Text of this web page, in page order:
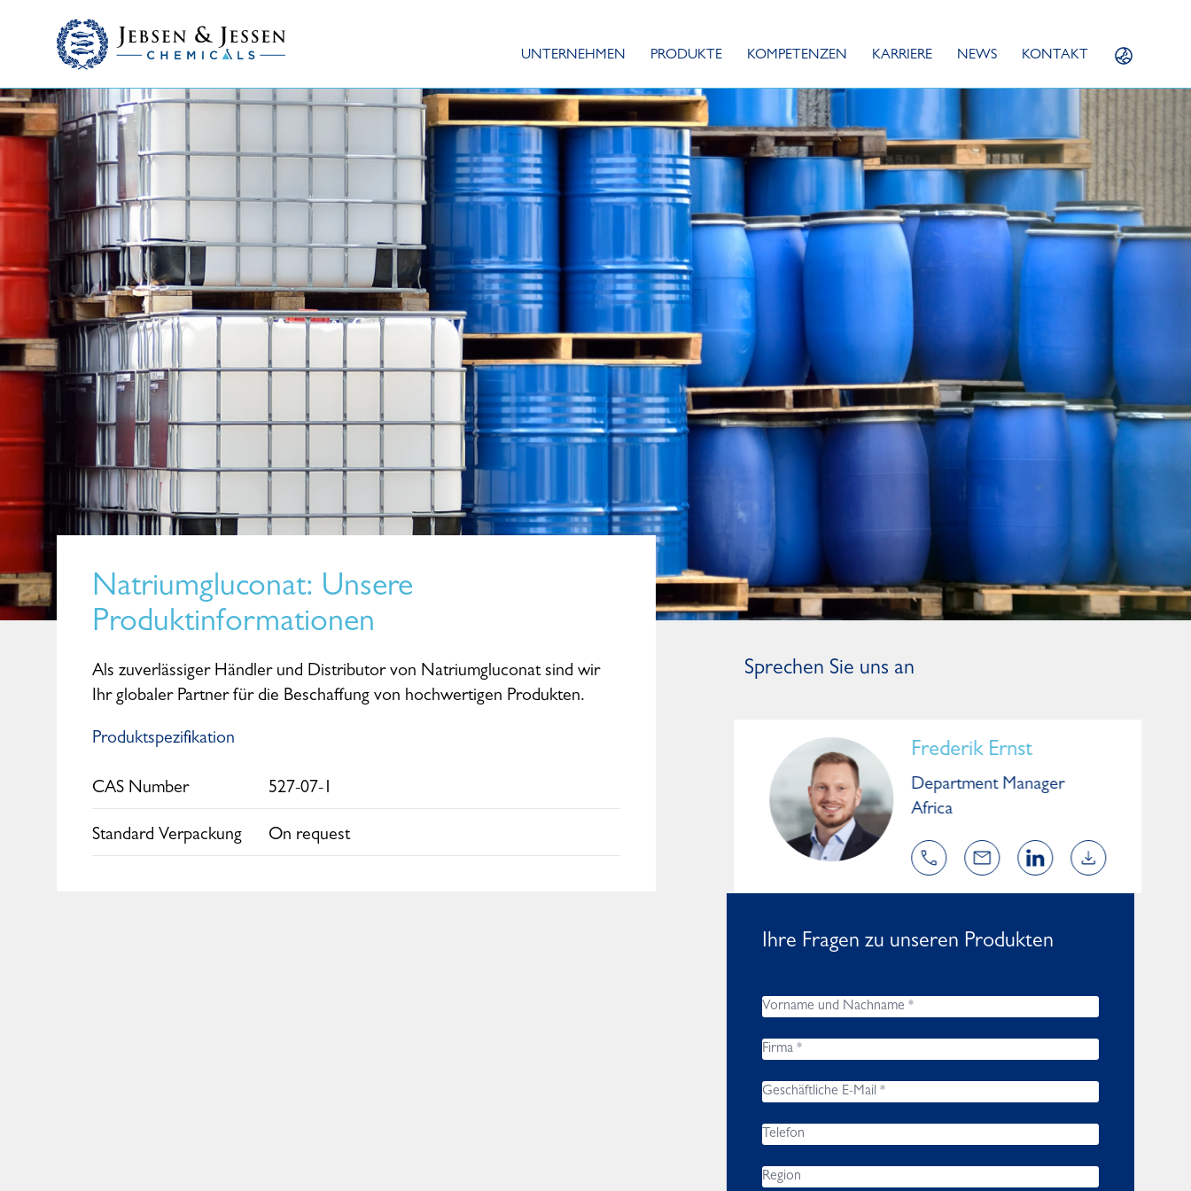
UNTERNEHMEN PRODUKTE KOMPETENZEN KARRIERE NEWS KONTAKT
Natriumgluconat: Unsere
Produktinformationen
Als zuverlässiger Händler und Distributor von Natriumgluconat sind wir
Ihr globaler Partner für die Beschaffung von hochwertigen Produkten.
Produktspezifikation
CAS Number 527-07-1
Standard Verpackung On request
Sprechen Sie uns an
Senior Sales Manager
Worldwide
Frederik Ernst
Department Manager
Africa
Ihre Fragen zu unseren Produkten